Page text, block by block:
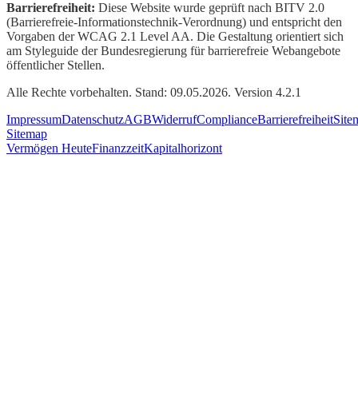
Barrierefreiheit: Diese Website wurde geprüft nach BITV 2.0
(Barrierefreie-Informationstechnik-Verordnung) und entspricht den
Vorgaben der WCAG 2.1 Level AA. Die Gestaltung orientiert sich
am Styleguide der Bundesregierung für barrierefreie Webangebote
öffentlicher Stellen.
Alle Rechte vorbehalten. Stand: 09.05.2026. Version 4.2.1
ImpressumDatenschutzAGBWiderrufComplianceBarrierefreiheit
Sitemap
Vermögen HeuteFinanzzeitKapitalhorizont